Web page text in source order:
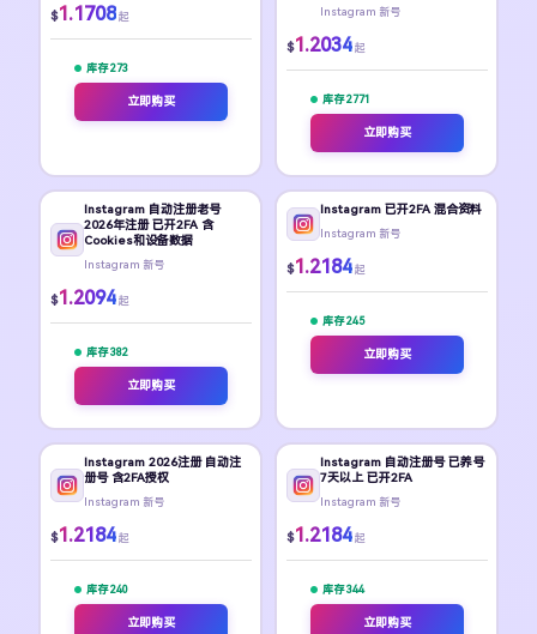
$1.1708 起
库存 273
立即购买
Instagram 新号
$1.2034 起
库存 2771
立即购买
Instagram 自动注册老号
2026年注册 已开2FA 含
Cookies和设备数据
Instagram 新号
$1.2094 起
库存 382
立即购买
Instagram 已开2FA 混合资料
Instagram 新号
$1.2184 起
库存 245
立即购买
Instagram 2026注册 自动注
册号 含2FA授权
Instagram 新号
$1.2184 起
库存 240
立即购买
Instagram 自动注册号 已养号
7天以上 已开2FA
Instagram 新号
$1.2184 起
库存 344
立即购买